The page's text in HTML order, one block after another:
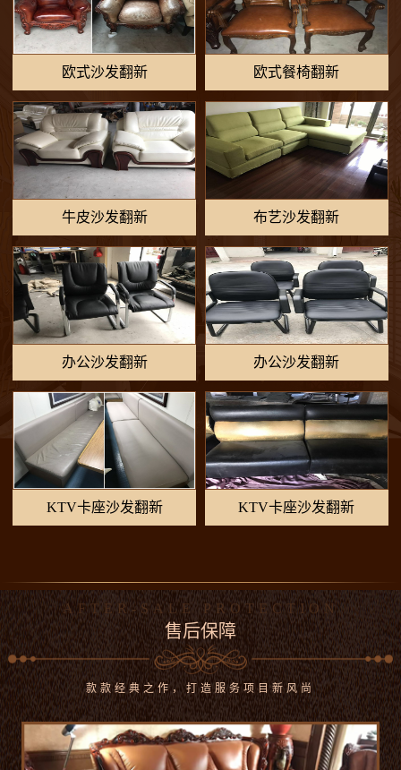
欧式沙发翻新 欧式餐椅翻新
牛皮沙发翻新 布艺沙发翻新
办公沙发翻新 办公沙发翻新
KTV卡座沙发翻新 KTV卡座沙发翻新
AFTER-SALE PROTECTION
售后保障
款款经典之作，打造服务项目新风尚